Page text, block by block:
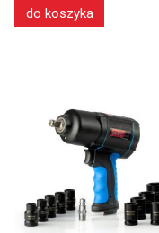
do koszyka